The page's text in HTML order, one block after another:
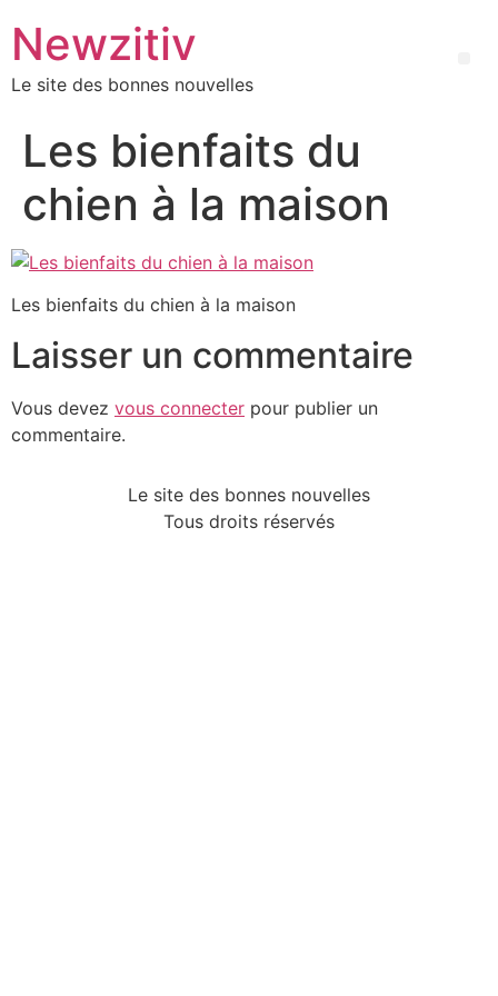
Newzitiv
Le site des bonnes nouvelles
Les bienfaits du
chien à la maison
Les bienfaits du chien à la maison
Laisser un commentaire
Vous devez vous connecter pour publier un
commentaire.
Le site des bonnes nouvelles
Tous droits réservés